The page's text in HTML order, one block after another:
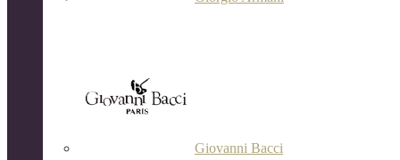
Giovanni Bacci